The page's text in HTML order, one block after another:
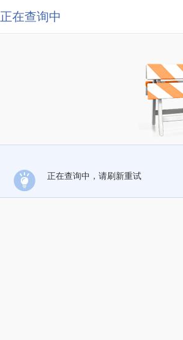
正在查询中
正在查询中，请刷新重试